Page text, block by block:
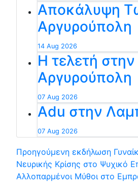
Αποκάλυψη
Αργυρούπολη
14 Aug 2026
Η τελετή στην
Αργυρούπολη
07 Aug 2026
Adu στην
07 Aug 2026
Προηγούμενη εκδήλωση
Νευρικής Κρίσης στο Ψυχικό
Αλλοπαρμένοι Μύθοι στο